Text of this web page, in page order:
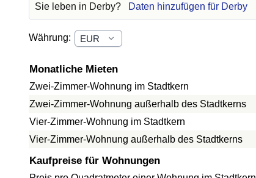
Sie leben in Derby? Daten hinzufügen für Derby
Währung:
Monatliche Mieten
Zwei-Zimmer-Wohnung im Stadtkern
Zwei-Zimmer-Wohnung außerhalb des Stadtkerns
Vier-Zimmer-Wohnung im Stadtkern
Vier-Zimmer-Wohnung außerhalb des Stadtkerns
Kaufpreise für Wohnungen